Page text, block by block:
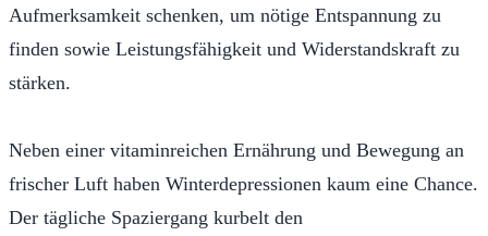
Aufmerksamkeit schenken, um nötige Entspannung zu
finden sowie Leistungsfähigkeit und Widerstandskraft zu
stärken.
Neben einer vitaminreichen Ernährung und Bewegung an
frischer Luft haben Winterdepressionen kaum eine Chance.
Der tägliche Spaziergang kurbelt den